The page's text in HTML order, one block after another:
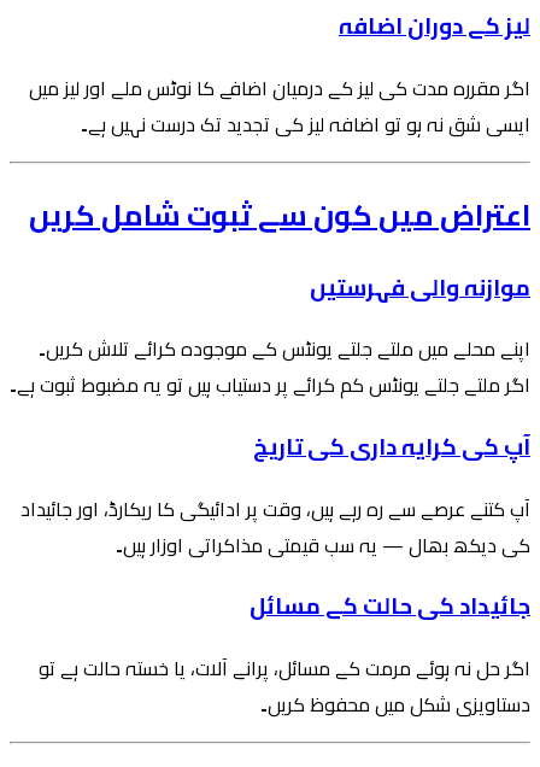
لیز کے دوران اضافہ
اگر مقررہ مدت کی لیز کے درمیان اضافے کا نوٹس ملے اور لیز میں
ایسی شق نہ ہو تو اضافہ لیز کی تجدید تک درست نہیں ہے۔
اعتراض میں کون سے ثبوت شامل کریں
موازنہ والی فہرستیں
اپنے محلے میں ملتے جلتے یونٹس کے موجودہ کرائے تلاش کریں۔
اگر ملتے جلتے یونٹس کم کرائے پر دستیاب ہیں تو یہ مضبوط ثبوت ہے۔
آپ کی کرایہ داری کی تاریخ
آپ کتنے عرصے سے رہ رہے ہیں، وقت پر ادائیگی کا ریکارڈ، اور جائیداد
کی دیکھ بھال — یہ سب قیمتی مذاکراتی اوزار ہیں۔
جائیداد کی حالت کے مسائل
اگر حل نہ ہوئے مرمت کے مسائل، پرانے آلات، یا خستہ حالت ہے تو
دستاویزی شکل میں محفوظ کریں۔